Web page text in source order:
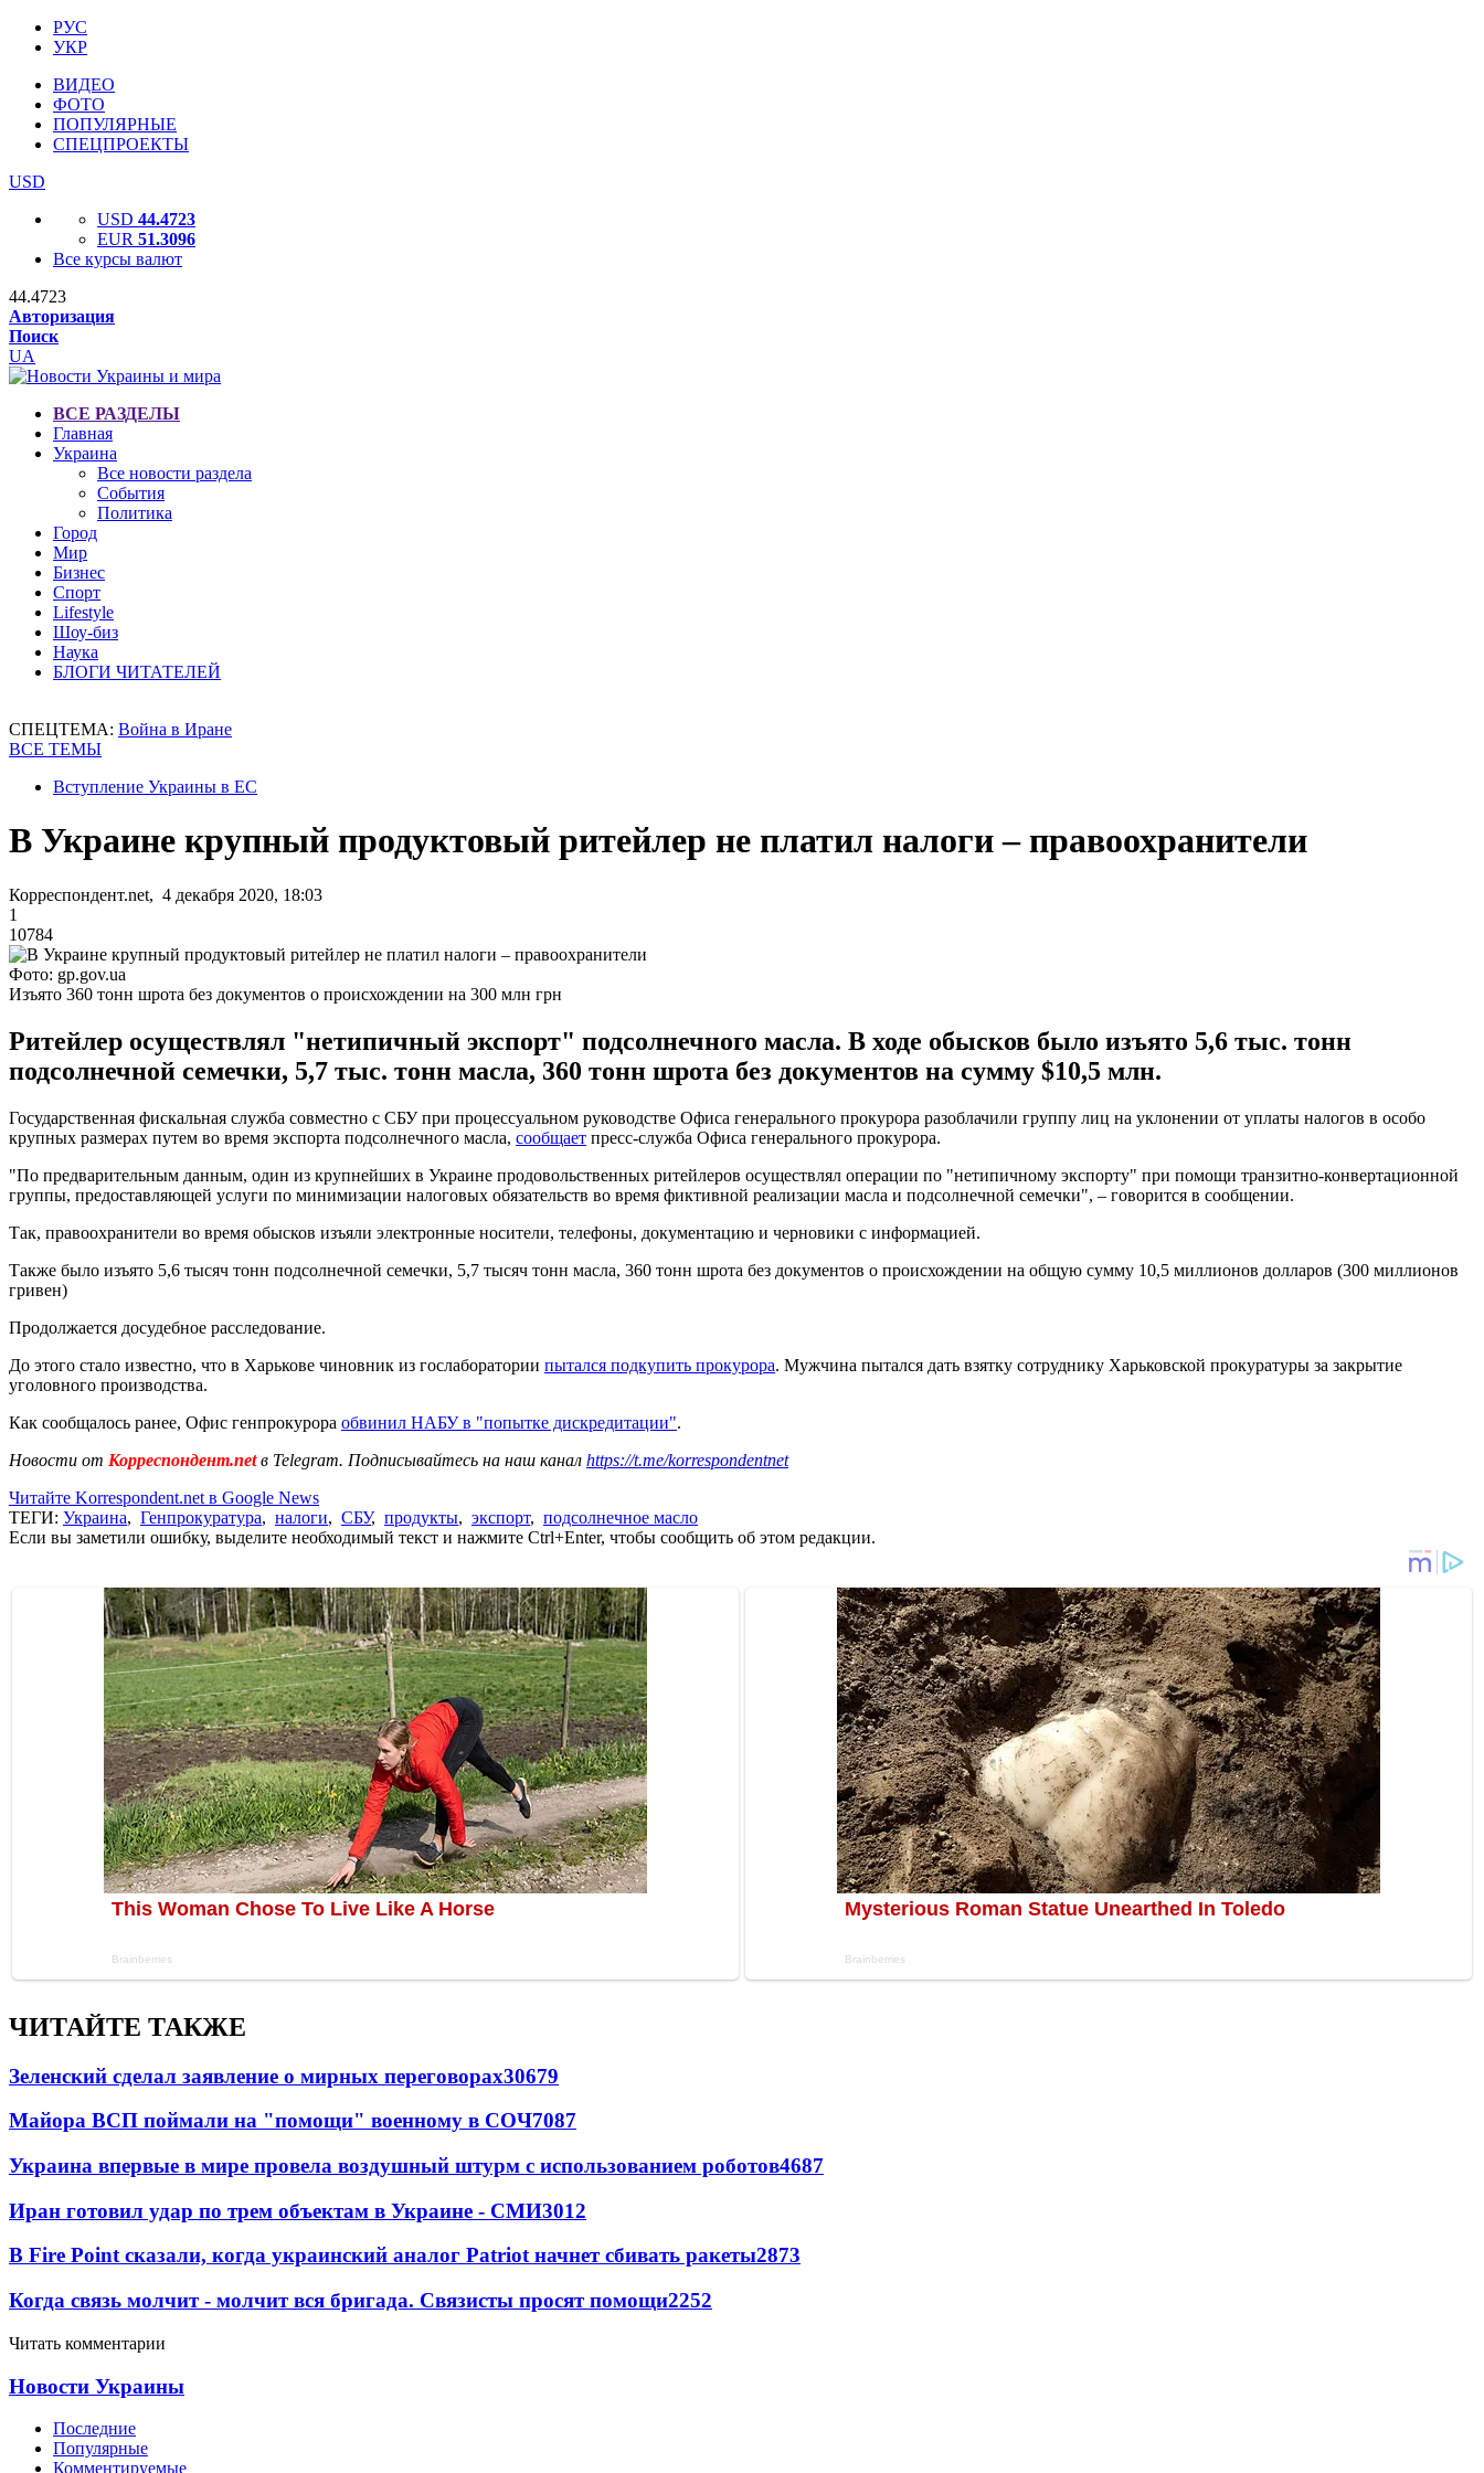
РУС
УКР
ВИДЕО
ФОТО
ПОПУЛЯРНЫЕ
СПЕЦПРОЕКТЫ
USD
USD 44.4723
EUR 51.3096
Все курсы валют
44.4723
Авторизация
Поиск
UA
ВСЕ РАЗДЕЛЫ
Главная
Украина
Все новости раздела
События
Политика
Город
Мир
Бизнес
Спорт
Lifestyle
Шоу-биз
Наука
БЛОГИ ЧИТАТЕЛЕЙ
СПЕЦТЕМА: Война в Иране
ВСЕ ТЕМЫ
Вступление Украины в ЕС
В Украине крупный продуктовый ритейлер не платил налоги – правоохранители
Корреспондент.net, 4 декабря 2020, 18:03
1
10784
Фото: gp.gov.ua
Изъято 360 тонн шрота без документов о происхождении на 300 млн грн
Ритейлер осуществлял "нетипичный экспорт" подсолнечного масла. В ходе обысков было изъято 5,6 тыс. тонн
подсолнечной семечки, 5,7 тыс. тонн масла, 360 тонн шрота без документов на сумму $10,5 млн.
Государственная фискальная служба совместно с СБУ при процессуальном руководстве Офиса генерального прокурора разоблачили группу лиц на уклонении от уплаты налогов в особо
крупных размерах путем во время экспорта подсолнечного масла, сообщает пресс-служба Офиса генерального прокурора.
"По предварительным данным, один из крупнейших в Украине продовольственных ритейлеров осуществлял операции по "нетипичному экспорту" при помощи транзитно-конвертационной
группы, предоставляющей услуги по минимизации налоговых обязательств во время фиктивной реализации масла и подсолнечной семечки", – говорится в сообщении.
Так, правоохранители во время обысков изъяли электронные носители, телефоны, документацию и черновики с информацией.
Также было изъято 5,6 тысяч тонн подсолнечной семечки, 5,7 тысяч тонн масла, 360 тонн шрота без документов о происхождении на общую сумму 10,5 миллионов долларов (300 миллионов
гривен)
Продолжается досудебное расследование.
До этого стало известно, что в Харькове чиновник из гослаборатории пытался подкупить прокурора. Мужчина пытался дать взятку сотруднику Харьковской прокуратуры за закрытие
уголовного производства.
Как сообщалось ранее, Офис генпрокурора обвинил НАБУ в "попытке дискредитации".
Новости от Корреспондент.netв Telegram. Подписывайтесь на наш канал https://t.me/korrespondentnet
Читайте Korrespondent.net в Google News
ТЕГИ: Украина, Генпрокуратура, налоги, СБУ, продукты, экспорт, подсолнечное масло
Если вы заметили ошибку, выделите необходимый текст и нажмите Ctrl+Enter, чтобы сообщить об этом редакции.
ЧИТАЙТЕ ТАКЖЕ
Зеленский сделал заявление о мирных переговорах30679
Майора ВСП поймали на "помощи" военному в СОЧ7087
Украина впервые в мире провела воздушный штурм с использованием роботов4687
Иран готовил удар по трем объектам в Украине - СМИ3012
В Fire Point сказали, когда украинский аналог Patriot начнет сбивать ракеты2873
Когда связь молчит - молчит вся бригада. Связисты просят помощи2252
Читать комментарии
Новости Украины
Последние
Популярные
Комментируемые